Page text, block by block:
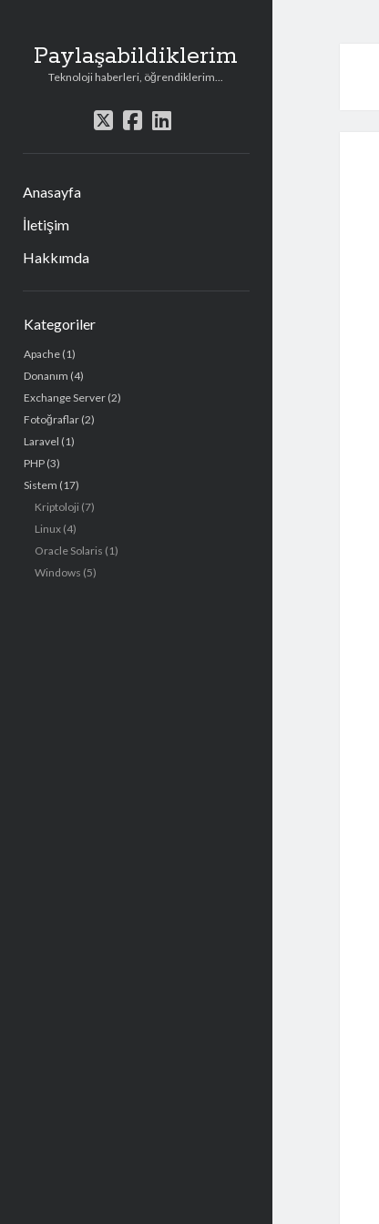
Paylaşabildiklerim
Teknoloji haberleri, öğrendiklerim...
t
i
f
c
l
n
Anasayfa
İletişim
Hakkımda
a
n
M
e
n
ü
Kategoriler
Apache(1)
Donanım (4)
Exchange Server(2)
Fotoğraflar(2)
Laravel (1)
PHP(3)
Sistem (17)
Kriptoloji (7)
Linux(4)
Oracle Solaris (1)
Windows (5)